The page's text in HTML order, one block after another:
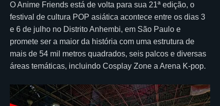
O Anime Friends está de volta para sua 21ª edição, o
festival de cultura POP asiática acontece entre os dias 3
e 6 de julho no Distrito Anhembi, em São Paulo e
promete ser a maior da história com uma estrutura de
mais de 54 mil metros quadrados, seis palcos e diversas
áreas temáticas, incluindo Cosplay Zone a Arena K-pop.